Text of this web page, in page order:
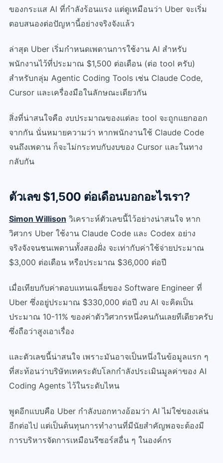
ของกระแส AI ที่กำลังร้อนแรง แต่ดูเหมือนว่า Uber จะเริ่ม
ตอบสนองต่อปัญหานี้อย่างจริงจังแล้ว
ล่าสุด Uber เริ่มกำหนดเพดานการใช้งาน AI สำหรับ
พนักงานไว้ที่ประมาณ $1,500 ต่อเดือน (ต่อ tool ครับ)
สำหรับกลุ่ม Agentic Coding Tools เช่น Claude Code,
Cursor และเครื่องมือในลักษณะเดียวกัน
สิ่งที่น่าสนใจคือ งบประมาณของแต่ละ tool จะถูกแยกออก
จากกัน นั่นหมายความว่า หากพนักงานใช้ Claude Code
จนถึงเพดาน ก็จะไม่กระทบกับงบของ Cursor และในทาง
กลับกัน
ตัวเลข $1,500 ต่อเดือนบอกอะไรเรา?
Simon Willison วิเคราะห์ตัวเลขนี้ไว้อย่างน่าสนใจ หาก
วิศวกร Uber ใช้งาน Claude Code และ Codex อย่าง
จริงจังจนชนเพดานทั้งสองฝั่ง จะเท่ากับค่าใช้จ่ายประมาณ
$3,000 ต่อเดือน หรือประมาณ $36,000 ต่อปี
เมื่อเทียบกับค่าตอบแทนเฉลี่ยของ Software Engineer ที่
Uber ซึ่งอยู่ประมาณ $330,000 ต่อปี งบ AI จะคิดเป็น
ประมาณ 10-11% ของค่าตัววิศวกรหนึ่งคนกันเลยทีเดียวครับ
ซึ่งถือว่าสูงเอาเรื่อง
และตัวเลขนี้น่าสนใจ เพราะมันอาจเป็นหนึ่งในข้อมูลแรก ๆ
ที่สะท้อนว่าบริษัทเทคระดับโลกกำลังประเมินมูลค่าของ AI
Coding Agents ไว้ในระดับไหน
พูดอีกแบบคือ Uber กำลังบอกทางอ้อมว่า AI ไม่ใช่ของเล่น
อีกต่อไป แต่เป็นต้นทุนการทำงานที่มีนัยสำคัญพอจะต้องมี
การบริหารจัดการเหมือนรีซอร์สอื่น ๆ ในองค์กร